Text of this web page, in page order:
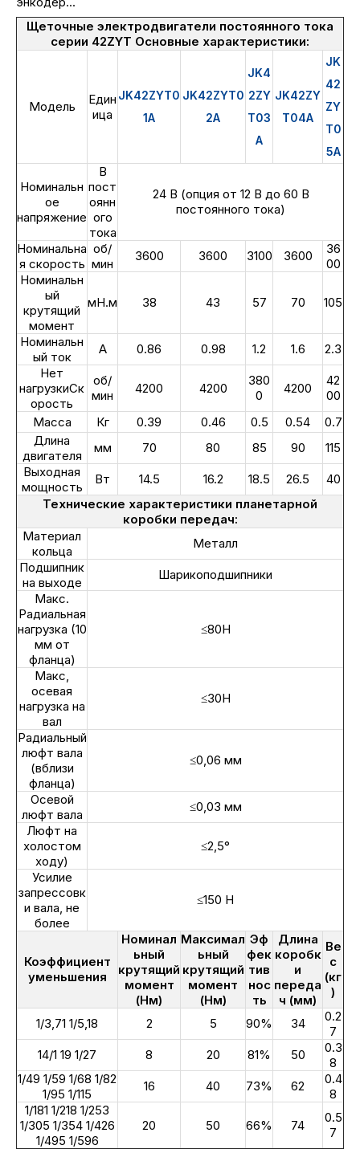
Щеточные электродвигатели постоянного тока
серии 42ZYT Основные характеристики:
Модель
Един
ица
JK42ZYT0
1A
JK42ZYT0
2A
JK4
2ZY
T03
A
JK42ZY
T04A
JK
42
ZY
T0
5A
Номинальн
ое
напряжение
В
пост
оянн
ого
тока
24 В (опция от 12 В до 60 В
постоянного тока)
Номинальна
я скорость
об/
мин
3600 3600 3100 3600
36
00
Номинальн
ый
крутящий
момент
мН.м 38 43 57 70 105
Номинальн
ый ток
А 0.86 0.98 1.2 1.6
2.3
Нет
нагрузкиСк
орость
об/
мин
4200 4200
380
0
4200
42
00
Масса
Кг 0.39 0.46 0.5 0.54
0.7
Длина
двигателя
мм 70 80 85 90
115
Выходная
мощность
Вт 14.5 16.2 18.5 26.5
40
Технические характеристики планетарной
коробки передач:
Материал
кольца
Металл
Подшипник
на выходе
Шарикоподшипники
Макс.
Радиальная
нагрузка (10
мм от
фланца)
≤80Н
Макс,
осевая
нагрузка на
вал
≤30Н
Радиальный
люфт вала
(вблизи
фланца)
≤0,06 мм
Осевой
люфт вала
≤0,03 мм
Люфт на
холостом
ходу)
≤2,5°
Усилие
запрессовк
и вала, не
более
≤150 Н
Коэффициент
уменьшения
Номинал
ьный
крутящий
момент
(Нм)
Максимал
ьный
крутящий
момент
(Нм)
Эф
фек
тив
нос
ть
Длина
коробк
и
переда
ч (мм)
Ве
с
(кг
)
1/3,71 1/5,18 2 5 90% 34
0.2
7
14/1 19 1/27
8 20 81% 50
0.3
8
1/49 1/59 1/68 1/82
1/95 1/115
16 40 73% 62
0.4
8
1/181 1/218 1/253
1/305 1/354 1/426
1/495 1/596
20 50 66% 74
0.5
7